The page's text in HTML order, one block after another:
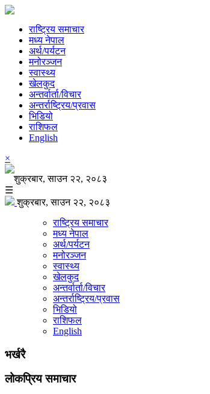
राष्ट्रिय समाचार
मध्य नेपाल
अर्थ/पर्यटन
मनोरञ्जन
स्वास्थ्य
खेलकुद
अन्तर्वार्ता/विचार
अन्तर्राष्ट्रिय/प्रवास
भिडियो
राशिफल
English
×
शुक्रबार, साउन २२, २०८३
☰
शुक्रबार, साउन २२, २०८३
राष्ट्रिय समाचार
मध्य नेपाल
अर्थ/पर्यटन
मनोरञ्जन
स्वास्थ्य
खेलकुद
अन्तर्वार्ता/विचार
अन्तर्राष्ट्रिय/प्रवास
भिडियो
राशिफल
English
भर्खरै
लोकप्रिय समाचार